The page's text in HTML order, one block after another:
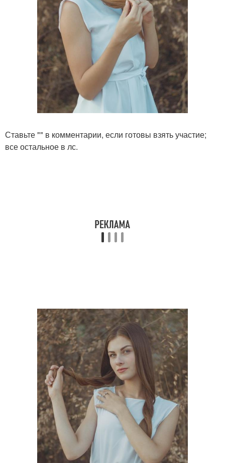
Ставьте "" в комментарии, если готовы взять участие;
все остальное в лс.